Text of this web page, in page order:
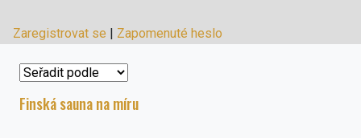
Zaregistrovat se | Zapomenuté heslo
Finská sauna na míru